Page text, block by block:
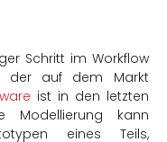
Schritt im Workflow
der auf dem Markt
ist in den letzten
Modellierung kann
eines Teils,